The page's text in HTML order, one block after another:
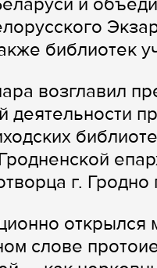
библиотек
возглавил
деятельности
г.
открылся
слове